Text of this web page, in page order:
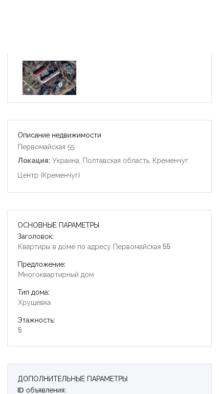
Описание недвижимости
Первомайская 55
Локация: Украина, Полтавская область, Кременчуг,
Центр (Кременчуг)
ОСНОВНЫЕ ПАРАМЕТРЫ
Заголовок:
Квартиры в доме по адресу Первомайская 55
Предложение:
Многоквартирный дом
Тип дома:
Хрущевка
Этажность:
5
ДОПОЛНИТЕЛЬНЫЕ ПАРАМЕТРЫ
ID объявления: